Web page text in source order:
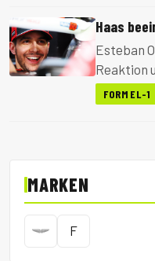
Haas
Esteban
Reaktion
2025.
FORMEL-1
MARKEN
F